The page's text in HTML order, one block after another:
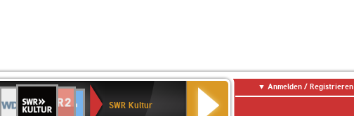
Deutschlandfunk
80er
90er
SWR3
WDR
4
BR-
KLASSIK
Deutschlandfunk
Kultur
2
Kultur2
SWR Kultur
Anmelden / Registrieren